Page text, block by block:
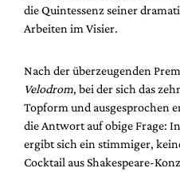
die Quintessenz seiner
Arbeiten im Visier.
Nach der überzeugenden
Velodrom, bei der sich das
Topform und ausgesprochen
die Antwort auf obige Frage:
ergibt sich ein stimmiger,
Cocktail aus Shakespeare-